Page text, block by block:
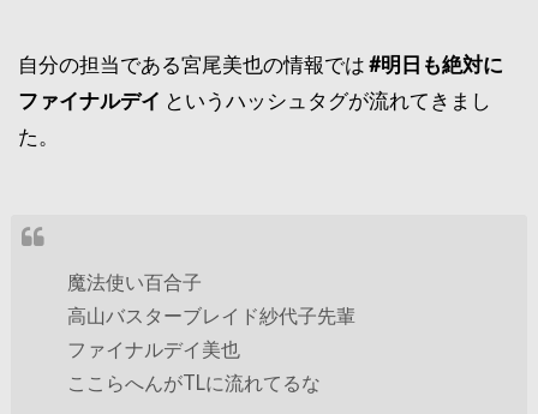
自分の担当である宮尾美也の情報では#明日も絶対に
ファイナルデイ というハッシュタグが流れてきまし
た。
魔法使い百合子
高山バスターブレイド紗代子先輩
ファイナルデイ美也
ここらへんがTLに流れてるな